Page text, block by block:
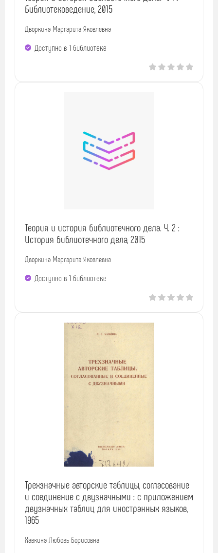
Библиотековедение, 2015
Дворкина Маргарита Яковлевна
Доступно в 1 библиотекe
Теория и история библиотечного дела. Ч. 2 :
История библиотечного дела, 2015
Дворкина Маргарита Яковлевна
Доступно в 1 библиотекe
Трехзначные авторские таблицы, согласование
и соединение с двузначными : с приложением
двузначных таблиц для иностранных языков,
1965
Хавкина Любовь Борисовна